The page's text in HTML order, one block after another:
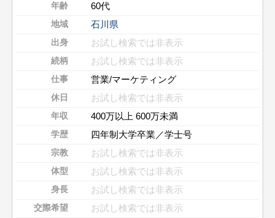
年齢 60代
地域 石川県
出身 お試し検索では非表示
続柄 お試し検索では非表示
仕事 営業/マーケティング
休日 お試し検索では非表示
年収 400万以上 600万未満
学歴 四年制大学卒業／学士号
宗教 お試し検索では非表示
体型 お試し検索では非表示
身長 お試し検索では非表示
交際希望 お試し検索では非表示